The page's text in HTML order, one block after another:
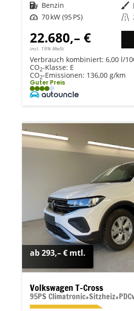
Kraftstoff Benzin Außenfarbe
Leistung 70 kW (95 PS) Kilometerstand
22.680,– €
incl. 19% MwSt.
Verbrauch kombiniert: 6,00 l/
CO2-Klasse: E
CO2-Emissionen: 136,00 g/km
Guter Preis
ab 293,– € mtl.
Volkswagen T-Cross